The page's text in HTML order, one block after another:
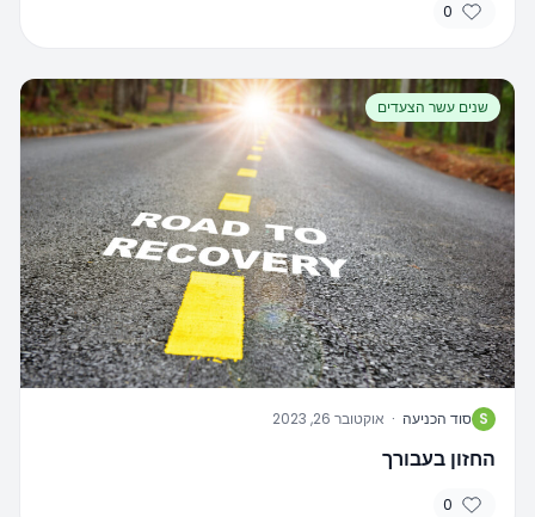
0
שנים עשר הצעדים
S סוד הכניעה · אוקטובר 26, 2023
החזון בעבורך
0